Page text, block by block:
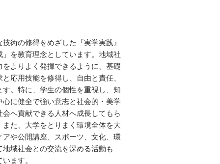
術の修得をめざした『実学実践』
を教育理念としています。地域社
よりよく発揮できるように、基礎
応用技能を修得し、自由と責任、
。特に、学生の個性を重視し、知
に健全で強い意志と社会的・美学
へ貢献できる人材へ成長してもら
た、大学をとりまく環境全体を大
や公開講座、スポーツ、文化、環
域社会との交流を深める活動も
ます。